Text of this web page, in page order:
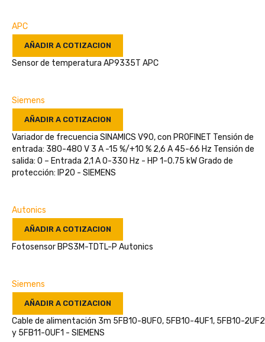
APC
AÑADIR A COTIZACION
Sensor de temperatura AP9335T APC
Siemens
AÑADIR A COTIZACION
Variador de frecuencia SINAMICS V90, con PROFINET Tensión de
entrada: 380-480 V 3 A -15 %/+10 % 2,6 A 45-66 Hz Tensión de
salida: 0 – Entrada 2,1 A 0-330 Hz - HP 1-0.75 kW Grado de
protección: IP20 - SIEMENS
Autonics
AÑADIR A COTIZACION
Fotosensor BPS3M-TDTL-P Autonics
Siemens
AÑADIR A COTIZACION
Cable de alimentación 3m 5FB10-8UF0, 5FB10-4UF1, 5FB10-2UF2
y 5FB11-0UF1 - SIEMENS